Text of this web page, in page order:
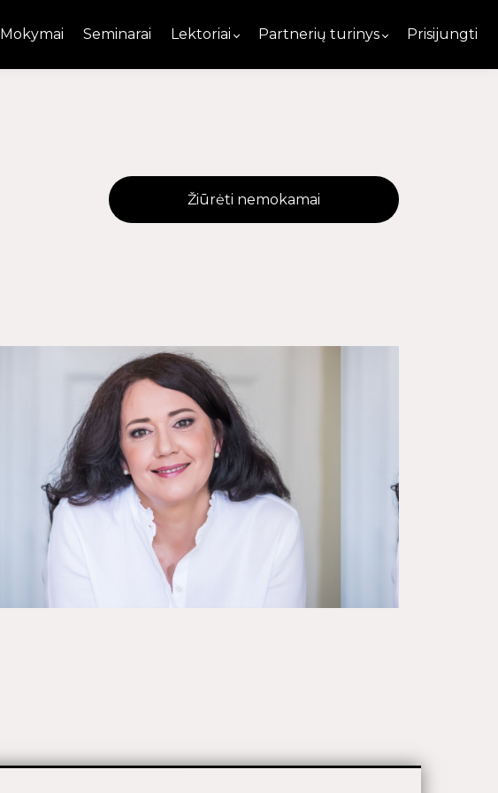
Mokymai Seminarai Lektoriai Partnerių turinys Prisijungti
Žiūrėti nemokamai